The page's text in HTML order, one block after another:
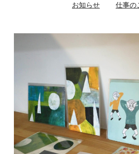
に
移
動
お知らせ 仕事の